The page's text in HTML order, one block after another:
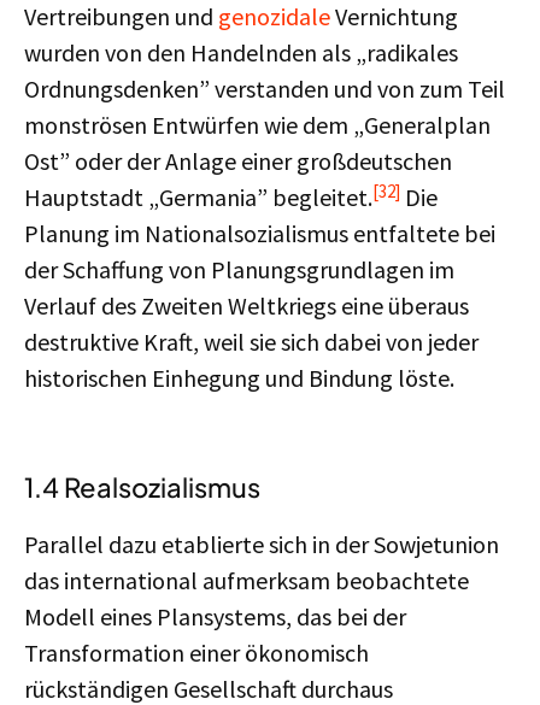
Vertreibungen und genozidaleVernichtung
wurden von den Handelnden als „radikales
Ordnungsdenken” verstanden und von zum Teil
monströsen Entwürfen wie dem „Generalplan
Ost” oder der Anlage einer großdeutschen
Hauptstadt „Germania” begleitet.[32] Die
Planung im Nationalsozialismus entfaltete bei
der Schaffung von Planungsgrundlagen im
Verlauf des Zweiten Weltkriegs eine überaus
destruktive Kraft, weil sie sich dabei von jeder
historischen Einhegung und Bindung löste.
1.4 Realsozialismus
Parallel dazu etablierte sich in der Sowjetunion
das international aufmerksam beobachtete
Modell eines Plansystems, das bei der
Transformation einer ökonomisch
rückständigen Gesellschaft durchaus